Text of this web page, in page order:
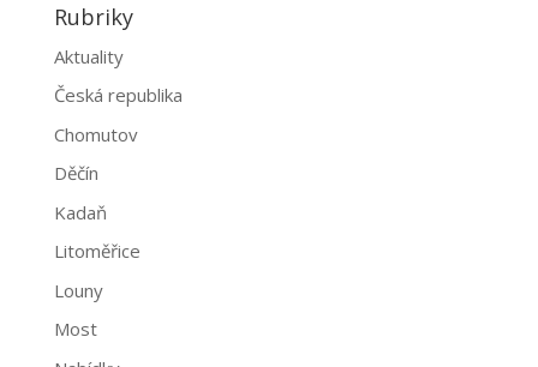
Rubriky
Aktuality
Česká republika
Chomutov
Děčín
Kadaň
Litoměřice
Louny
Most